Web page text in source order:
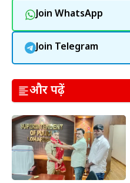
Join WhatsApp
Join Telegram
और पढ़ें